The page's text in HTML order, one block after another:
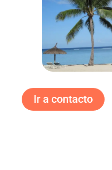
Ir a contacto